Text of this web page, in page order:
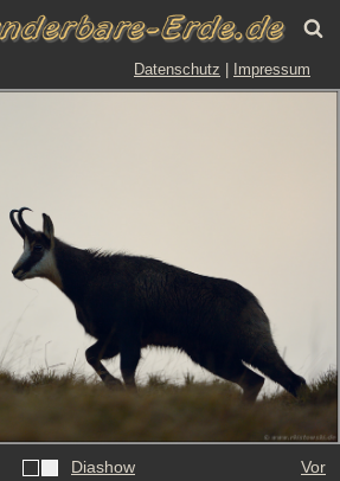
Datenschutz Impressum
Diashow Vor